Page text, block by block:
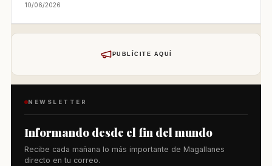
10/06/2026
PUBLÍCITE AQUÍ
NEWSLETTER
Informando desde el fin del mundo
Recibe cada mañana lo más importante de Magallanes
directo en tu correo.